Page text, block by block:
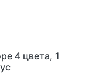
4 цвета, 1